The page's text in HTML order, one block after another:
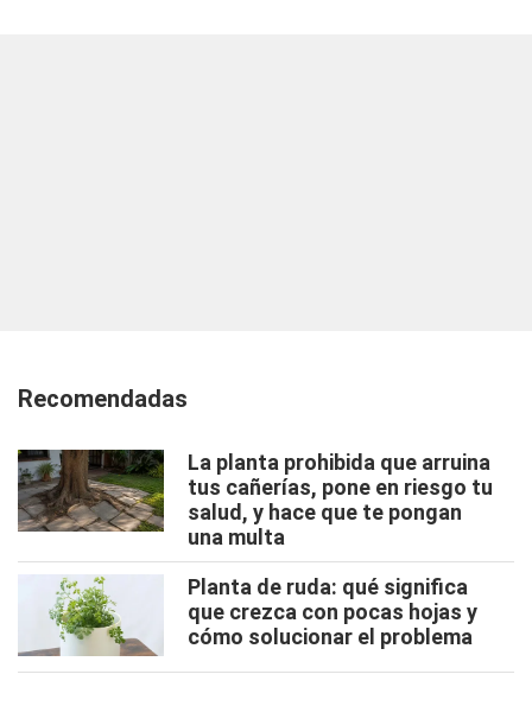
Recomendadas
La planta prohibida que arruina
tus cañerías, pone en riesgo tu
salud, y hace que te pongan
una multa
Planta de ruda: qué significa
que crezca con pocas hojas y
cómo solucionar el problema